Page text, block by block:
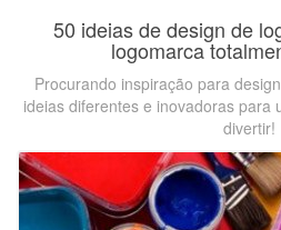
50 ideias de design de
logomarca
Procurando inspiração para
ideias diferentes e inovadoras para
divertir!